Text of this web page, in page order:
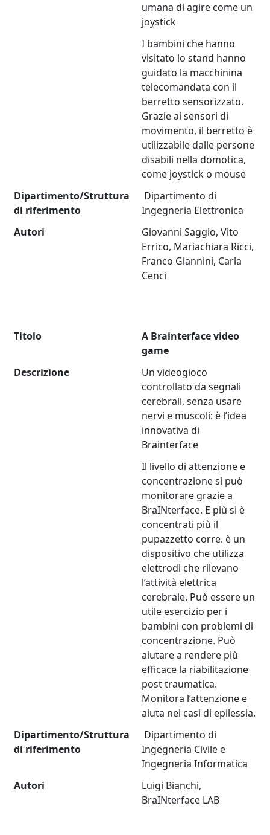
umana di agire come un
joystick
I bambini che hanno
visitato lo stand hanno
guidato la macchinina
telecomandata con il
berretto sensorizzato.
Grazie ai sensori di
movimento, il berretto è
utilizzabile dalle persone
disabili nella domotica,
come joystick o mouse
Dipartimento/Struttura
di riferimento
Dipartimento di
Ingegneria Elettronica
Autori
Giovanni Saggio, Vito
Errico, Mariachiara Ricci,
Franco Giannini, Carla
Cenci
Titolo
A Brainterface video
game
Descrizione
Un videogioco
controllato da segnali
cerebrali, senza usare
nervi e muscoli: è l’idea
innovativa di
Brainterface
Il livello di attenzione e
concentrazione si può
monitorare grazie a
BraINterface. E più si è
concentrati più il
pupazzetto corre. è un
dispositivo che utilizza
elettrodi che rilevano
l’attività elettrica
cerebrale. Può essere un
utile esercizio per i
bambini con problemi di
concentrazione. Può
aiutare a rendere più
efficace la riabilitazione
post traumatica.
Monitora l’attenzione e
aiuta nei casi di epilessia.
Dipartimento/Struttura
di riferimento
Dipartimento di
Ingegneria Civile e
Ingegneria Informatica
Autori
Luigi Bianchi,
BraINterface LAB